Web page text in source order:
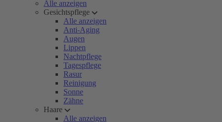
Alle anzeigen
Gesichtspflege
Alle anzeigen
Anti-Aging
Augen
Lippen
Nachtpflege
Tagespflege
Rasur
Reinigung
Sonne
Zähne
Haare
Alle anzeigen